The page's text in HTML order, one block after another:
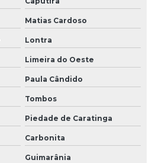
Matias Cardoso
Lontra
Limeira do Oeste
Paula Cândido
Tombos
Piedade de Caratinga
Carbonita
Guimarânia